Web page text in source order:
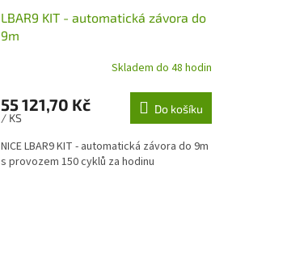
LBAR9 KIT - automatická závora do
9m
Skladem do 48 hodin
55 121,70 Kč
/ KS
Do košíku
NICE LBAR9 KIT - automatická závora do 9m
s provozem 150 cyklů za hodinu